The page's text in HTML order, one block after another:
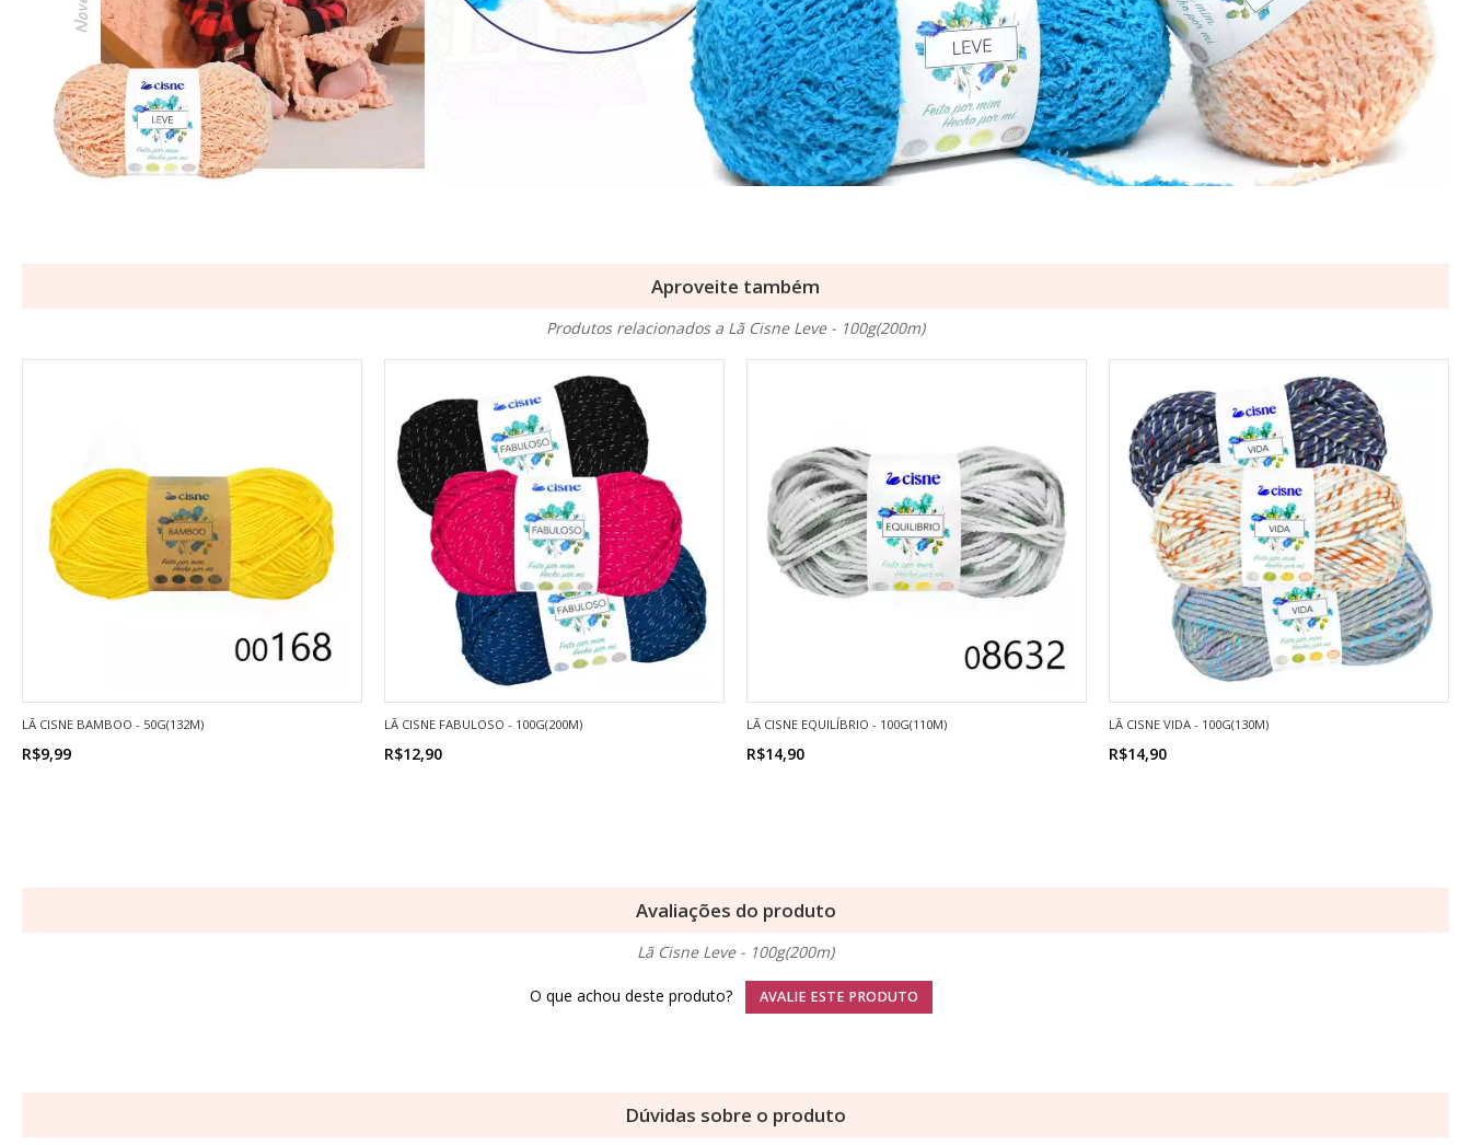
Aproveite também
Produtos relacionados a Lã Cisne Leve - 100g(200m)
LÃ CISNE BAMBOO - 50G(132M)
R$9,99
LÃ CISNE FABULOSO - 100G(200M)
R$12,90
LÃ CISNE EQUILÍBRIO - 100G(110M)
R$14,90
LÃ CISNE VIDA - 100G(130M)
R$14,90
Avaliações do produto
Lã Cisne Leve - 100g(200m)
O que achou deste produto? AVALIE ESTE PRODUTO
Dúvidas sobre o produto